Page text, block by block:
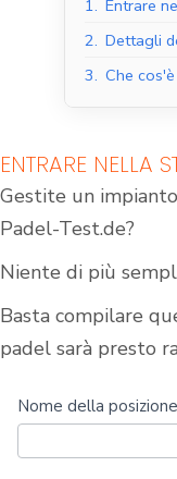
1. Entrare
2. Dettagli
3. Che
ENTRARE NELLA
Gestite un
Padel-Test.de?
Niente di più
Basta compilare
padel sarà presto
Iscrizione
al
Nome della
coperto